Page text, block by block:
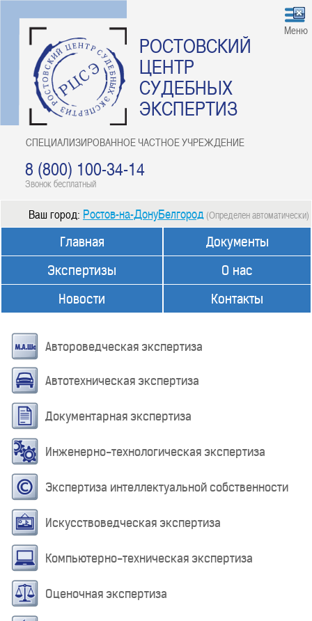
РОСТОВСКИЙ
ЦЕНТР
СУДЕБНЫХ
ЭКСПЕРТИЗ
СПЕЦИАЛИЗИРОВАННОЕ ЧАСТНОЕ УЧРЕЖДЕНИЕ
8 (800) 100-34-14
Звонок бесплатный
Меню
Ваш город: Ростов-на-ДонуБелгород (Определен автоматически)
Главная
Экспертизы
Новости
Документы
О нас
Контакты
Автороведческая экспертиза
Автотехническая экспертиза
Документарная экспертиза
Инженерно-технологическая экспертиза
Экспертиза интеллектуальной собственности
Искусствоведческая экспертиза
Компьютерно-техническая экспертиза
Оценочная экспертиза